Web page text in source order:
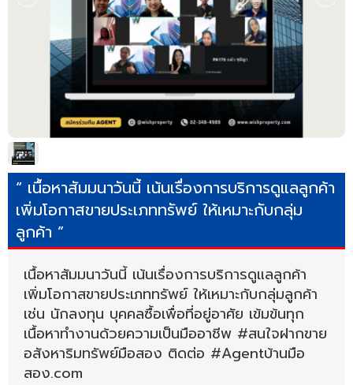
“ เนื้อหาสัมมนาวันนี้ เน้นเรื่องการบริการดูแลลูกค้า
เพิ่มโอกาสขายประเภททรัพย์ ให้เหมาะกับกลุ่ม
ลูกค้า ”
เนื้อหาสัมมนาวันนี้ เน้นเรื่องการบริการดูแลลูกค้า
เพิ่มโอกาสขายประเภททรัพย์ ให้เหมาะกับกลุ่มลูกค้า
เช่น นักลงทุน บุคคลซื้อเพื่อที่อยู่อาศัย เข้มข้นทุก
เนื้อหาทำงานด้วยความเป็นมืออาชีพ #สนใจฝากขาย
อสังหาริมทรัพย์มือสอง ติดต่อ #Agentบ้านมือ
สอง.com